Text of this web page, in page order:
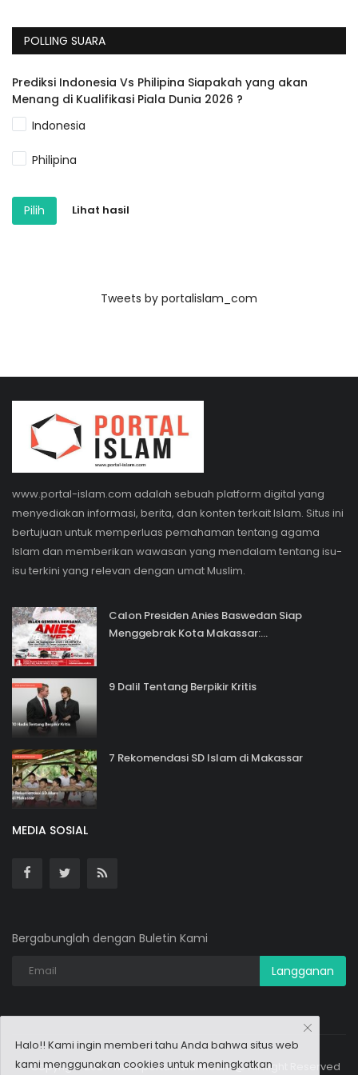
POLLING SUARA
Prediksi Indonesia Vs Philipina Siapakah yang akan
Menang di Kualifikasi Piala Dunia 2026 ?
Indonesia
Philipina
Pilih Lihat hasil
Tweets by portalislam_com
www.portal-islam.com adalah sebuah platform digital yang
menyediakan informasi, berita, dan konten terkait Islam. Situs ini
bertujuan untuk memperluas pemahaman tentang agama
Islam dan memberikan wawasan yang mendalam tentang isu-
isu terkini yang relevan dengan umat Muslim.
Calon Presiden Anies Baswedan Siap
Menggebrak Kota Makassar:...
9 Dalil Tentang Berpikir Kritis
7 Rekomendasi SD Islam di Makassar
MEDIA SOSIAL
Bergabunglah dengan Buletin Kami
Langganan
Copyright 2024 www.portal-islam.com @ All Right Reserved
Halo!! Kami ingin memberi tahu Anda bahwa situs web
kami menggunakan cookies untuk meningkatkan